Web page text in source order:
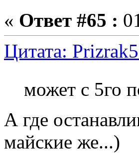
« Ответ #65 :
Цитата:
может с 5го
А где
майские же...)